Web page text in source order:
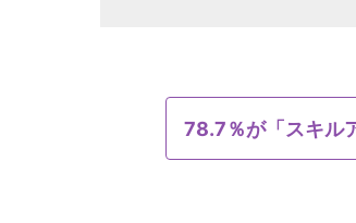
78.7％が「スキル